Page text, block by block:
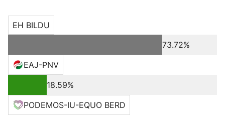
EH BILDU
73.72%
EAJ-PNV
18.59%
PODEMOS-IU-EQUO BERD